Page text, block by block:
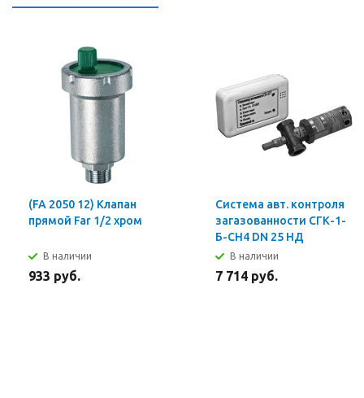
(FA 2050 12) Клапан
прямой Far 1/2 хром
В наличии
933 руб.
Система авт. контроля
загазованности СГК-1-
Б-СН4 DN 25 НД
В наличии
7 714 руб.